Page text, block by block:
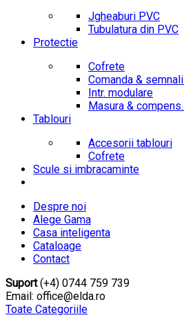
Jgheaburi PVC
Tubulatura din PVC
Protectie
Cofrete
Comanda &
Intr. modulare
Masura &
Tablouri
Accesorii tablouri
Cofrete
Scule si imbracaminte
Despre noi
Alege Gama
Casa inteligenta
Cataloage
Contact
Suport(+4) 0744 759 739
Email: office@elda.ro
Toate Categoriile